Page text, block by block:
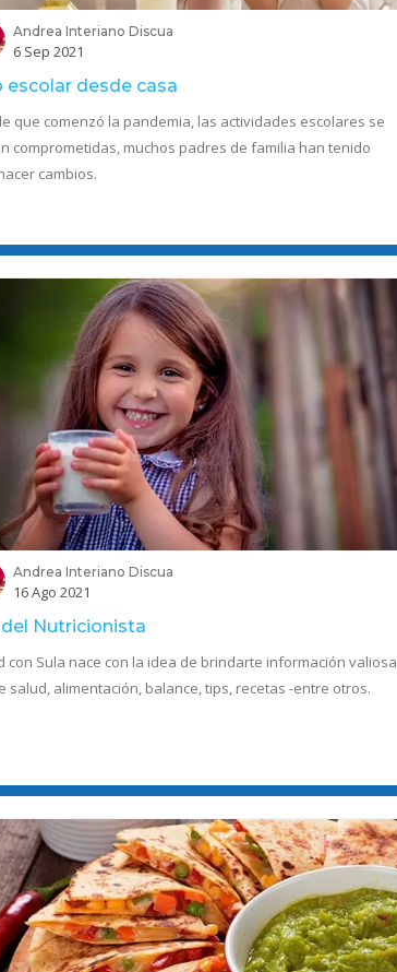
Andrea Interiano Discua
6 Sep 2021
escolar desde casa
que comenzó la pandemia, las actividades escolares se
comprometidas, muchos padres de familia han tenido
cambios.
Andrea Interiano Discua
16 Ago 2021
del Nutricionista
con Sula nace con la idea de brindarte información valiosa
salud, alimentación, balance, tips, recetas -entre otros.